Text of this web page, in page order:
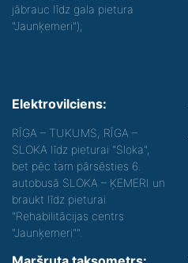
jābrauc līdz gala pietura
"Jaunķemeri");
Elektrovilciens:
RĪGA – TUKUMS, RĪGA –
SLOKA līdz pieturai "Sloka",
bet pēc tam pārsēsties 6.
autobusā SLOKA – ĶEMERI un
braukt līdz pieturai
"Rehabilitācijas centrs
"Jaunķemeri"".